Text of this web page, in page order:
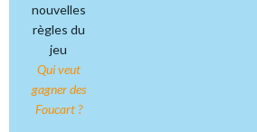
nouvelles
règles du
jeu
Qui veut
gagner des
Foucart ?